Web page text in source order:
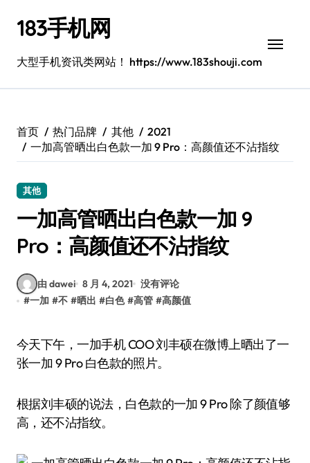
183手机网
大型手机资讯类网站！ https://www.183shouji.com
首页 热门品牌 其他
2021
一加高管晒出白色款一加 9 Pro：高颜值还不沾指纹
其他
一加高管晒出白色款一加 9
Pro：高颜值还不沾指纹
由 dawei 8 月 4, 2021 没有评论
#一加 #不 #晒出 #白色 #高管 #高颜值
今天下午，一加手机 COO 刘丰硕在微博上晒出了一
张一加 9 Pro 白色款的照片。
根据刘丰硕的说法，白色款的一加 9 Pro 除了颜值够
高，还不沾指纹。